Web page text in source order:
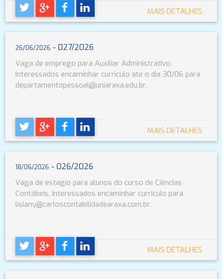
MAIS DETALHES
26/06/2026 - 027/2026
Vaga de emprego para Auxiliar Administrativo.
Interessados encaminhar curriculo ate o dia 30/06 para
departamentopessoal@uniaraxa.edu.br.
MAIS DETALHES
18/06/2026 - 026/2026
Vaga de estagio para alunos do curso de Ciências
Contábeis. Interessados encaminhar curriculo para
lisiany@carloscontabilidadearaxa.com.br.
MAIS DETALHES